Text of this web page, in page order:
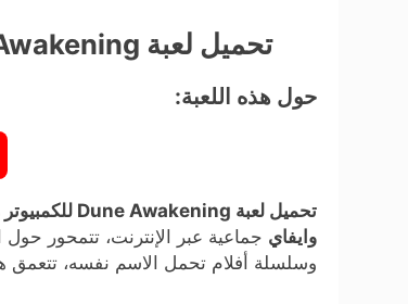
تحميل لعبة Dune Awakening للكمبيوتر من ميديا فاير مجاناً (v1.0)
حول هذه اللعبة:
تحميل لعبة Dune Awakening للكمبيوتر من ميديا فاير مجاناً (v1.0)
وايفاي جماعية عبر الإنترنت، تتمحور
وسلسلة أفلام تحمل الاسم نفسه، تتعمق